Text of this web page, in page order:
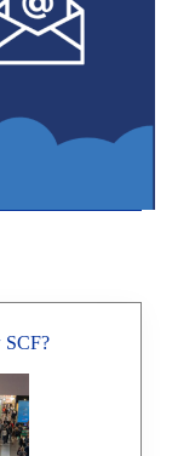
SCF?